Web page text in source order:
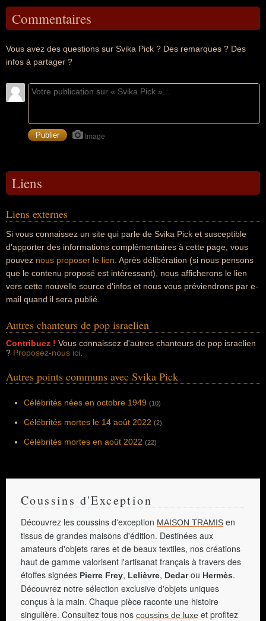
Commentaires
Vous avez des questions sur Svika Pick ? Des remarques ? Des
infos à partager ?
Image
Liens
Liens externes
Si vous connaissez un site qui parle de Svika Pick et susceptible
d'apporter des informations complémentaires à cette page, vous
pouvez nous proposer le lien . Après délibération (si nous pensons
que le contenu proposé est intéressant), nous afficherons le lien
vers cette nouvelle source d'infos et nous vous préviendrons par e-
mail quand il sera publié.
Autres chanteurs de pop israelien
Contribuez ! Vous connaissez d'autres chanteurs de pop israelien
? Proposez-nous ici
Autres points communs avec Svika Pick
Célébrités nées en octobre 1949 (10)
Célébrités mortes le 14 août 2022 (2)
Célébrités mortes en août 2022 (22)
Coussins d'Exception
Découvrez les coussins d'exception MAISON TRAMIS en
tissus de grandes maisons d'édition. Destinées aux
amateurs d'objets rares et de beaux textiles, nos créations
haut de gamme valorisent l'artisanat français à travers des
étoffes signées Pierre Frey, Lelièvre, Dedarou Hermès.
Découvrez notre sélection exclusive d'objets uniques
conçus à la main. Chaque pièce raconte une histoire
singulière. Consultez tous nos coussins de luxe et profitez